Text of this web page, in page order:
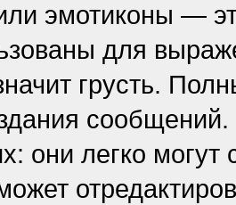
эмотиконы —
для
грусть.
сообщений.
они легко